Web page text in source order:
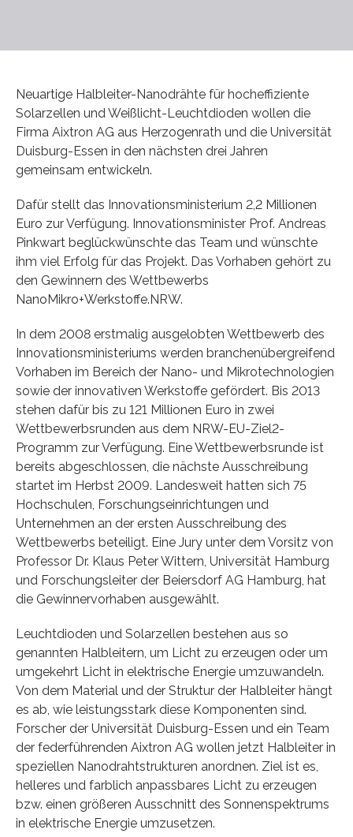
Neuartige Halbleiter-Nanodrähte für hocheffiziente
Solarzellen und Weißlicht-Leuchtdioden wollen die
Firma Aixtron AG aus Herzogenrath und die Universität
Duisburg-Essen in den nächsten drei Jahren
gemeinsam entwickeln.
Dafür stellt das Innovationsministerium 2,2 Millionen
Euro zur Verfügung. Innovationsminister Prof. Andreas
Pinkwart beglückwünschte das Team und wünschte
ihm viel Erfolg für das Projekt. Das Vorhaben gehört zu
den Gewinnern des Wettbewerbs
NanoMikro+Werkstoffe.NRW.
In dem 2008 erstmalig ausgelobten Wettbewerb des
Innovationsministeriums werden branchenübergreifend
Vorhaben im Bereich der Nano- und Mikrotechnologien
sowie der innovativen Werkstoffe gefördert. Bis 2013
stehen dafür bis zu 121 Millionen Euro in zwei
Wettbewerbsrunden aus dem NRW-EU-Ziel2-
Programm zur Verfügung. Eine Wettbewerbsrunde ist
bereits abgeschlossen, die nächste Ausschreibung
startet im Herbst 2009. Landesweit hatten sich 75
Hochschulen, Forschungseinrichtungen und
Unternehmen an der ersten Ausschreibung des
Wettbewerbs beteiligt. Eine Jury unter dem Vorsitz von
Professor Dr. Klaus Peter Wittern, Universität Hamburg
und Forschungsleiter der Beiersdorf AG Hamburg, hat
die Gewinnervorhaben ausgewählt.
Leuchtdioden und Solarzellen bestehen aus so
genannten Halbleitern, um Licht zu erzeugen oder um
umgekehrt Licht in elektrische Energie umzuwandeln.
Von dem Material und der Struktur der Halbleiter hängt
es ab, wie leistungsstark diese Komponenten sind.
Forscher der Universität Duisburg-Essen und ein Team
der federführenden Aixtron AG wollen jetzt Halbleiter in
speziellen Nanodrahtstrukturen anordnen. Ziel ist es,
helleres und farblich anpassbares Licht zu erzeugen
bzw. einen größeren Ausschnitt des Sonnenspektrums
in elektrische Energie umzusetzen.